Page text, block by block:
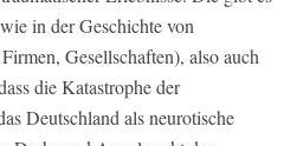
in der Geschichte von
Gesellschaften), also auch
die Katastrophe der
Deutschland als neurotische